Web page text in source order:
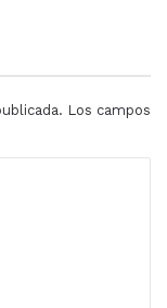
Los campos